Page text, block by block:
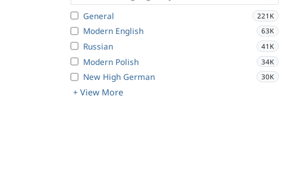
General 221K
Modern English 63K
Russian 41K
Modern Polish 34K
New High German 30K
+ View More